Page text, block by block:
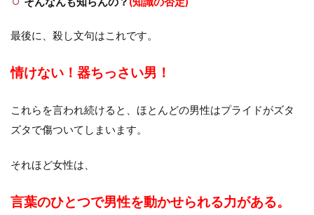
最後に、殺し文句はこれです。
情けない！器ちっさい男！
これらを言われ続けると、ほとんどの男性はプライドがズタ
ズタで傷ついてしまいます。
それほど女性は、
言葉のひとつで男性を動かせられる力がある。